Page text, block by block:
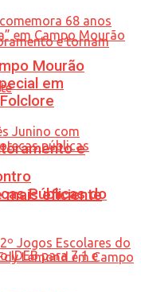
e
mais eficiente
Mourão
em
Públicas do